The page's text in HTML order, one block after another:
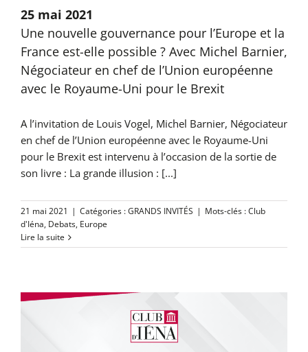
25 mai 2021
Une nouvelle gouvernance pour l’Europe et la
France est-elle possible ? Avec Michel Barnier,
Négociateur en chef de l’Union européenne
avec le Royaume-Uni pour le Brexit
A l’invitation de Louis Vogel, Michel Barnier, Négociateur
en chef de l’Union européenne avec le Royaume-Uni
pour le Brexit est intervenu à l’occasion de la sortie de
son livre : La grande illusion : [...]
21 mai 2021 | Catégories :GRANDS INVITÉS | Mots-clés :Club
d'Iéna, Debats, Europe
Lire la suite